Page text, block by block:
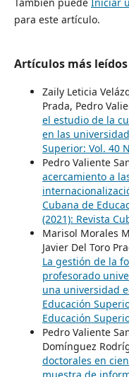
para este artículo.
Artículos más
Zaily Leticia
Prada, Pedro
el estudio de la
en las
Superior: Vol. 40
Pedro Valiente
acercamiento a
Cubana de
(2021): Revista
Marisol Morales
Javier Del Toro
La gestión de la
profesorado
una universidad
Educación
Educación
Pedro Valiente
Domínguez
doctorales en